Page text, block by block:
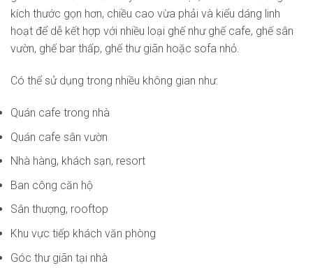
kích thước gọn hơn, chiều cao vừa phải và kiểu dáng linh
hoạt để dễ kết hợp với nhiều loại ghế như ghế cafe, ghế sân
vườn, ghế bar thấp, ghế thư giãn hoặc sofa nhỏ.
Có thể sử dụng trong nhiều không gian như:
Quán cafe trong nhà
Quán cafe sân vườn
Nhà hàng, khách sạn, resort
Ban công căn hộ
Sân thượng, rooftop
Khu vực tiếp khách văn phòng
Góc thư giãn tại nhà